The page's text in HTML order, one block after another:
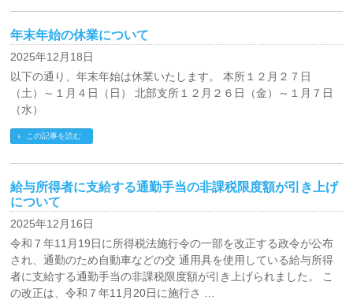
年末年始の休業について
2025年12月18日
以下の通り、年末年始は休業いたします。 本所１２月２７日
（土）～１月４日（日） 北部支所１２月２６日（金）～１月７日
（水）
この記事を読む
給与所得者に支給する通勤手当の非課税限度額が引き上げ
について
2025年12月16日
令和７年11月19日に所得税法施行令の一部を改正する政令が公布
され、通勤のため自動車などの交 通用具を使用している給与所得
者に支給する通勤手当の非課税限度額が引き上げられました。 こ
の改正は、令和７年11月20日に施行さ …